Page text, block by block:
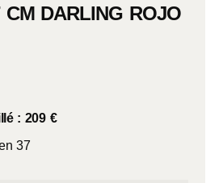
DARLING ROJO
: 209 €
37